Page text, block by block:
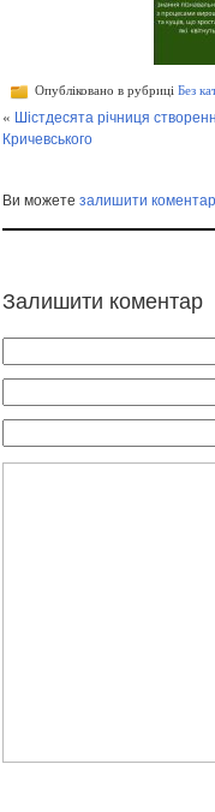
Опубліковано в рубриці Без
« Шістдесята річниця
Кричевського
Ви можете залишити коментар
Залишити коментар